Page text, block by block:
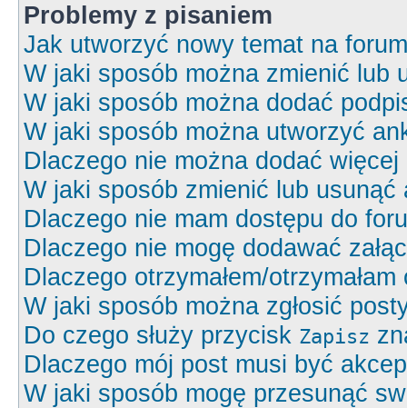
Problemy z pisaniem
Jak utworzyć nowy temat na
W jaki sposób można zmienić lub
W jaki sposób można dodać
W jaki sposób można utworzyć
Dlaczego nie można dodać
W jaki sposób zmienić lub usunąć
Dlaczego nie mam dostępu do
Dlaczego nie mogę dodawać
Dlaczego otrzymałem/
W jaki sposób można zgłosić
Do czego służy przycisk Zapisz
Dlaczego mój post musi być
W jaki sposób mogę przesunąć